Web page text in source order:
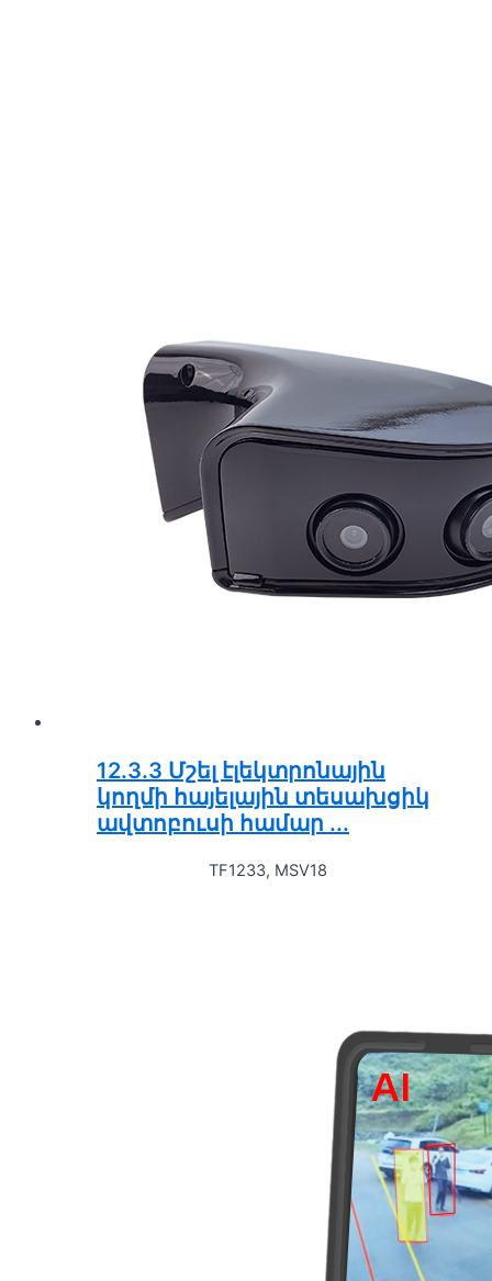
12.3.3 Մշել էլեկտրոնային
կողմի հայելային տեսախցիկ
ավտոբուսի համար ...
TF1233, MSV18